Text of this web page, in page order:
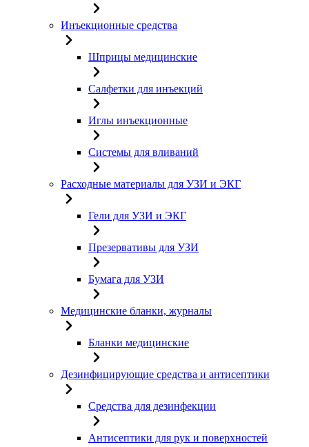
Инъекционные средства
Шприцы медицинские
Салфетки для инъекций
Иглы инъекционные
Системы для вливаний
Расходные материалы для УЗИ и ЭКГ
Гели для УЗИ и ЭКГ
Презервативы для УЗИ
Бумага для УЗИ
Медицинские бланки, журналы
Бланки медицинские
Дезинфицирующие средства и антисептики
Средства для дезинфекции
Антисептики для рук и поверхностей